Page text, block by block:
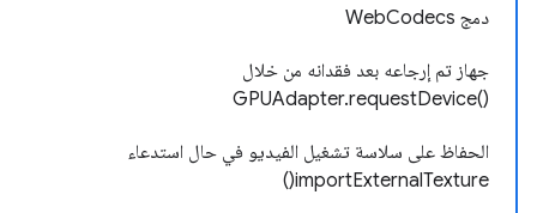
دمج WebCodecs
جهاز تم إرجاعه بعد فقدانه من خلال
GPUAdapter.requestDevice()‎
الحفاظ على سلاسة تشغيل الفيديو في حال استدعاء
importExternalTexture()